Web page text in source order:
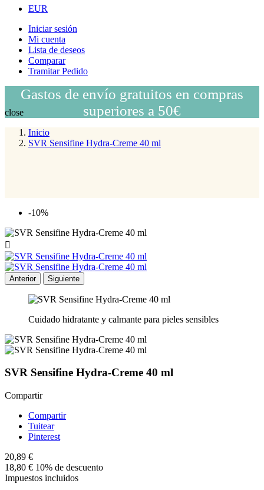
EUR
Iniciar sesión
Mi cuenta
Lista de deseos
Comparar
Tramitar Pedido
Gastos de envío gratuitos en compras
superiores a 50€
close
Inicio
SVR Sensifine Hydra-Creme 40 ml
-10%

Anterior Siguiente
Cuidado hidratante y calmante para pieles sensibles
SVR Sensifine Hydra-Creme 40 ml
Compartir
Compartir
Tuitear
Pinterest
20,89 €
18,80 € 10% de descuento
Impuestos incluidos